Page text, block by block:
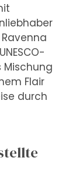
Mischung
Flair
durch